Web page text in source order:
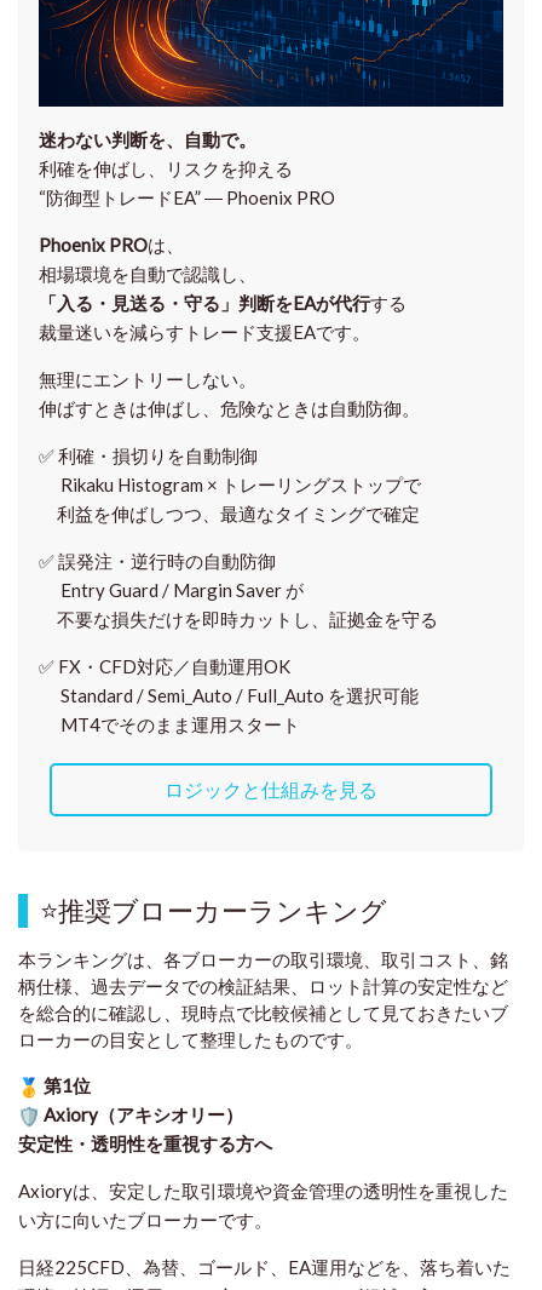
迷わない判断を、自動で。
利確を伸ばし、リスクを抑える
“防御型トレードEA” ― Phoenix PRO
Phoenix PROは、
相場環境を自動で認識し、
「入る・見送る・守る」判断をEAが代行する
裁量迷いを減らすトレード支援EAです。
無理にエントリーしない。
伸ばすときは伸ばし、危険なときは自動防御。
✅利確・損切りを自動制御
Rikaku Histogram × トレーリングストップで
利益を伸ばしつつ、最適なタイミングで確定
✅誤発注・逆行時の自動防御
Entry Guard / Margin Saver が
不要な損失だけを即時カットし、証拠金を守る
✅ FX・CFD対応／自動運用OK
Standard / Semi_Auto / Full_Auto を選択可能
MT4でそのまま運用スタート
ロジックと仕組みを見る
⭐推奨ブローカーランキング
本ランキングは、各ブローカーの取引環境、取引コスト、銘
柄仕様、過去データでの検証結果、ロット計算の安定性など
を総合的に確認し、現時点で比較候補として見ておきたいブ
ローカーの目安として整理したものです。
第1位
Axiory（アキシオリー）
安定性・透明性を重視する方へ
Axioryは、安定した取引環境や資金管理の透明性を重視した
い方に向いたブローカーです。
日経225CFD、為替、ゴールド、EA運用などを、落ち着いた